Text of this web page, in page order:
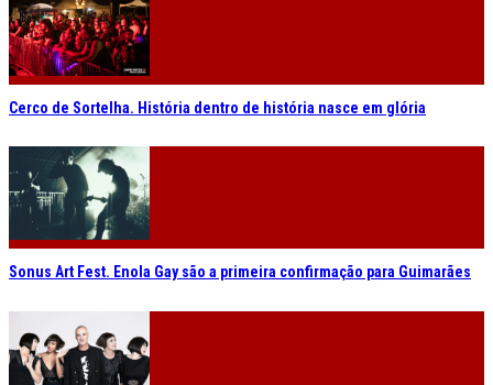
Cerco de Sortelha. História dentro de história nasce em glória
Sonus Art Fest. Enola Gay são a primeira confirmação para Guimarães